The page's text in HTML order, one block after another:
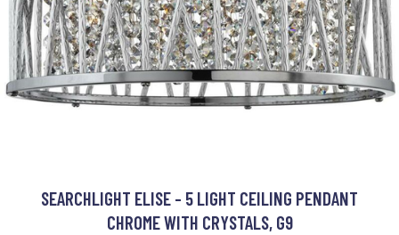
SEARCHLIGHT ELISE - 5 LIGHT CEILING PENDANT
CHROME WITH CRYSTALS, G9